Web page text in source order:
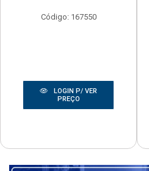
Código: 167550
LOGIN P/ VER
PREÇO